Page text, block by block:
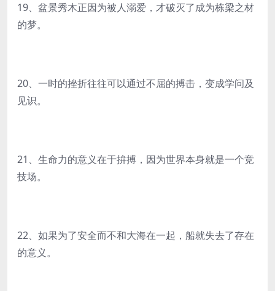
19、盆景秀木正因为被人溺爱，才破灭了成为栋梁之材
的梦。
20、一时的挫折往往可以通过不屈的搏击，变成学问及
见识。
21、生命力的意义在于拚搏，因为世界本身就是一个竞
技场。
22、如果为了安全而不和大海在一起，船就失去了存在
的意义。